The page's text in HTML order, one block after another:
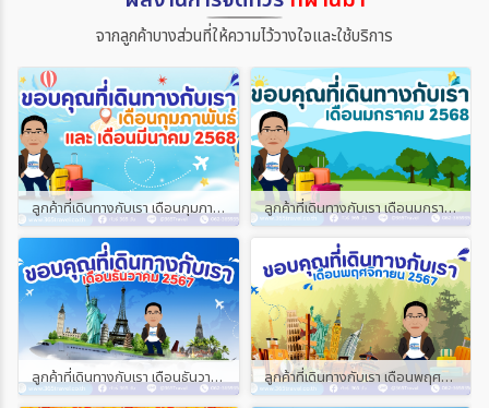
จากลูกค้าบางส่วนที่ให้ความไว้วางใจและใช้บริการ
ลูกค้าที่เดินทางกับเรา เดือนกุมภาพันธ์ และเดือนมีนาคม 2568 ลูกค้าที่เดินทางกับเรา เดือนมกราคม 2568
ลูกค้าที่เดินทางกับเรา เดือนธันวาคม 2567 ลูกค้าที่เดินทางกับเรา เดือนพฤศจิกายน 2567